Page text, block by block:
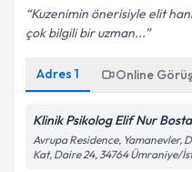
Kuzenimin önerisiyle elit
çok bilgili bir uzman...
Adres 1 Online
Klinik Psikolog Elif Nur
Avrupa Residence, Yamanevler,
Kat, Daire 24, 34764 Ümraniye/